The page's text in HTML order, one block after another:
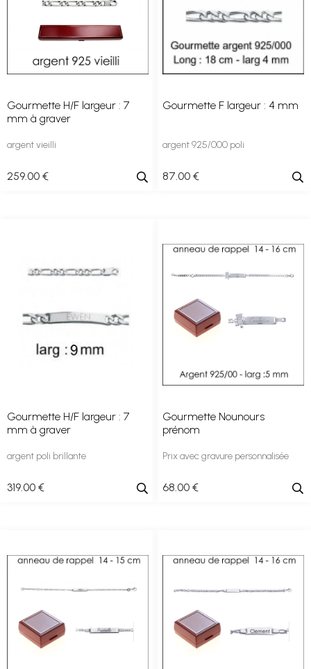
Gourmette H/F largeur : 7
mm à graver
argent vieilli
259.00 €
Gourmette F largeur : 4 mm
argent 925/000 poli
87.00 €
Gourmette H/F largeur : 7
mm à graver
argent poli brillante
319.00 €
Gourmette Nounours
prénom
Prix avec gravure personnalisée
68.00 €